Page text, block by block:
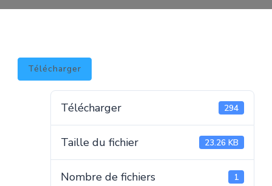
Télécharger
Télécharger 294
Taille du fichier 23.26 KB
Nombre de fichiers 1